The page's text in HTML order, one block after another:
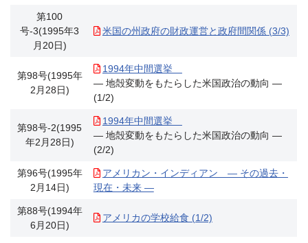
第100
号-3(1995年3
月20日)
米国の州政府の財政運営と政府間関係 (3/3)
第98号(1995年
2月28日)
1994年中間選挙
― 地殻変動をもたらした米国政治の動向 ―
(1/2)
第98号-2(1995
年2月28日)
1994年中間選挙
― 地殻変動をもたらした米国政治の動向 ―
(2/2)
第96号(1995年
2月14日)
アメリカン・インディアン ― その過去・
現在・未来 ―
第88号(1994年
6月20日)
アメリカの学校給食 (1/2)